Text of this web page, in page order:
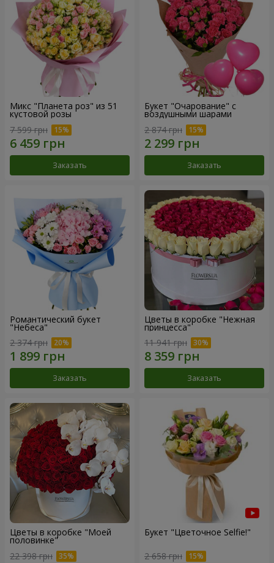
Микс "Планета роз" из 51
кустовой розы
7 599 грн
Заказать
Букет "Очарование" с
воздушными шарами
2 874 грн
Заказать
Романтический букет
"Небеса"
2 374 грн
Заказать
Цветы в коробке "Нежная
принцесса"
11 941 грн
Заказать
Цветы в коробке "Моей
половинке"
22 398 грн
Букет "Цветочное Selfie!"
2 658 грн